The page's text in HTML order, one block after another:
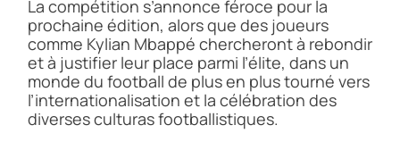
La compétition s’annonce féroce pour la
prochaine édition, alors que des joueurs
comme Kylian Mbappé chercheront à rebondir
et à justifier leur place parmi l’élite, dans un
monde du football de plus en plus tourné vers
l’internationalisation et la célébration des
diverses culturas footballistiques.